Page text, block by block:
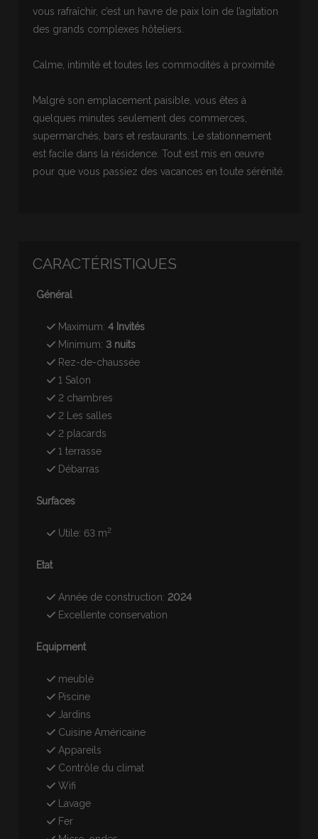
vous rafraîchir, c’est un havre de paix loin de l’agitation
des grands complexes hôteliers.
Calme, intimité et toutes les commodités à proximité
Malgré son emplacement paisible, vous êtes à
quelques minutes seulement des commerces,
supermarchés, bars et restaurants. Le stationnement
est facile dans la résidence. Tout est mis en œuvre
pour que vous passiez des vacances en toute sérénité.
CARACTÉRISTIQUES
Général
Maximum:4 Invités
Minimum: 3 nuits
Rez-de-chaussée
1 Salon
2 chambres
2 Les salles
2 placards
1 terrasse
Débarras
Surfaces
Utile: 63 m2
Etat
Année de construction: 2024
Excellente conservation
Equipment
meublé
Piscine
Jardins
Cuisine Américaine
Appareils
Contrôle du climat
Wifi
Lavage
Fer